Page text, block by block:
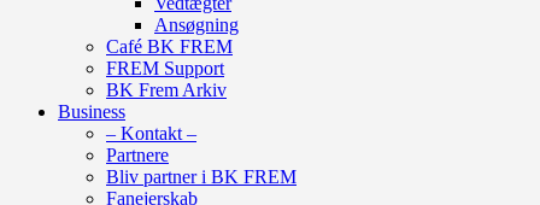
Ansøgning
Café BK FREM
FREM Support
BK Frem Arkiv
Business
– Kontakt –
Partnere
Bliv partner i BK FREM
Fanejerskab